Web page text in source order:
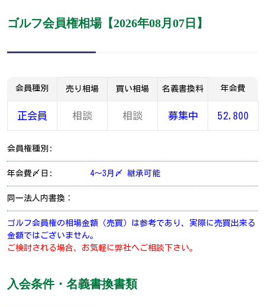
ゴルフ会員権相場【2026年08月07日】
会員種別 売り相場 買い相場 名義書換料 年会費
正会員 相談 相談 募集中 52,800
会員権種別:
年会費〆日: 4～3月〆 継承可能
同一法人内書換：
ゴルフ会員権の相場金額（売買）は参考であり、実際に売買出来る
金額ではございません。
ご検討される場合、お気軽に弊社へご相談下さい。
入会条件・名義書換書類